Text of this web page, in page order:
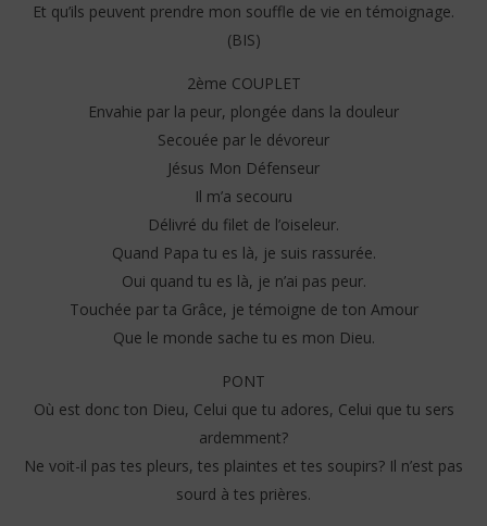
Et qu’ils peuvent prendre mon souffle de vie en témoignage.
(BIS)
2ème COUPLET
Envahie par la peur, plongée dans la douleur
Secouée par le dévoreur
Jésus Mon Défenseur
Il m’a secouru
Délivré du filet de l’oiseleur.
Quand Papa tu es là, je suis rassurée.
Oui quand tu es là, je n’ai pas peur.
Touchée par ta Grâce, je témoigne de ton Amour
Que le monde sache tu es mon Dieu.
PONT
Où est donc ton Dieu, Celui que tu adores, Celui que tu sers
ardemment?
Ne voit-il pas tes pleurs, tes plaintes et tes soupirs? Il n’est pas
sourd à tes prières.